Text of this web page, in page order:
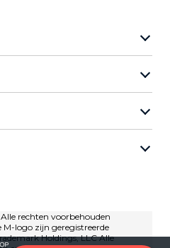
rechten voorbehouden
M-logo zijn geregistreerde
Holdings, LLC Alle